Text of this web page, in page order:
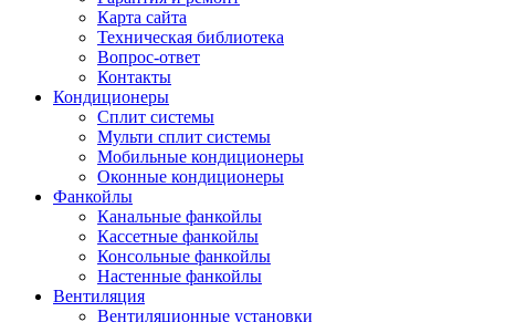
Карта сайта
Техническая библиотека
Вопрос-ответ
Контакты
Кондиционеры
Сплит системы
Мульти сплит системы
Мобильные кондиционеры
Оконные кондиционеры
Фанкойлы
Канальные фанкойлы
Кассетные фанкойлы
Консольные фанкойлы
Настенные фанкойлы
Вентиляция
Вентиляционные установки